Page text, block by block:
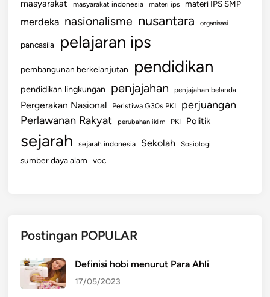
masyarakat masyarakat indonesia materi ips materi IPS SMP
merdeka nasionalisme nusantara organisasi
pancasila pelajaran ips
pembangunan berkelanjutan pendidikan
pendidikan lingkungan penjajahan penjajahan belanda
Pergerakan Nasional Peristiwa G30s PKI perjuangan
Perlawanan Rakyat perubahan iklim PKI Politik
sejarah sejarah indonesia Sekolah Sosiologi
sumber daya alam voc
Postingan POPULAR
Definisi hobi menurut Para Ahli
17/05/2023